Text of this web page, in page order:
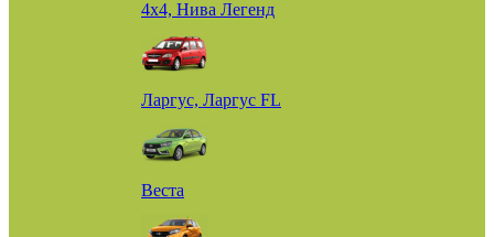
4х4, Нива Легенд
Ларгус, Ларгус FL
Веста